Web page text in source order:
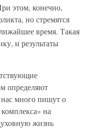
этом, конечно,
но стремятся
время. Такая
и результаты
определяют
много пишут о
на
жизнь